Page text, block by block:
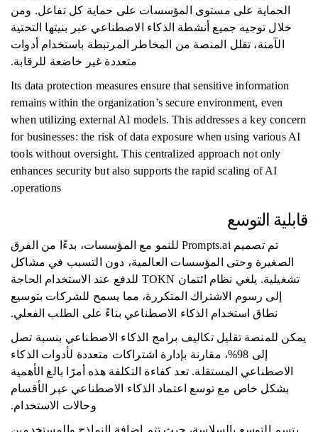
الحماية على مستوى المؤسسات على حماية كل تفاعل. ومن
خلال توجيه جميع أنشطة الذكاء الاصطناعي عبر بنيتها التحتية
الآمنة، تقلل المنصة من المخاطر المرتبطة باستخدام أدوات
متعددة غير خاضعة للرقابة.
Its data protection measures ensure that sensitive information
remains within the organization’s secure environment, even
when utilizing external AI models. This addresses a key concern
for businesses: the risk of data exposure when using various AI
tools without oversight. This centralized approach not only
enhances security but also supports the rapid scaling of AI
operations.
قابلية التوسع
تم تصميم Prompts.ai للنمو مع المؤسسات، بدءًا من الفرق
الصغيرة وحتى المؤسسات العالمية، دون التسبب في مشاكل
تشغيلية. يلغي نظام ائتمان TOKN للدفع عند الاستخدام الحاجة
إلى رسوم الاشتراك المتكررة، مما يسمح للشركات بتوسيع
نطاق استخدام الذكاء الاصطناعي بناءً على الطلب الفعلي.
يمكن للمنصة تقليل تكاليف برامج الذكاء الاصطناعي بنسبة تصل
إلى 98%، مقارنة بإدارة اشتراكات متعددة لأدوات الذكاء
الاصطناعي المستقلة. تعد كفاءة التكلفة هذه أمرًا بالغ الأهمية
بشكل خاص مع توسع اعتماد الذكاء الاصطناعي عبر الأقسام
وحالات الاستخدام.
يتسم التوسع بالسلاسة، حيث تتم إضافة النماذج والمستخدمين